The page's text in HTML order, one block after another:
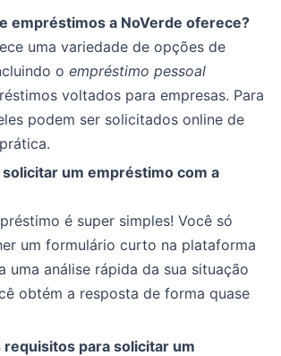
empréstimos a NoVerde oferece?
uma variedade de opções de
o empréstimo pessoal
voltados para empresas. Para
podem ser solicitados online de
solicitar um empréstimo com a
é super simples! Você só
um formulário curto na plataforma
uma análise rápida da sua situação
obtém a resposta de forma quase
requisitos para solicitar um